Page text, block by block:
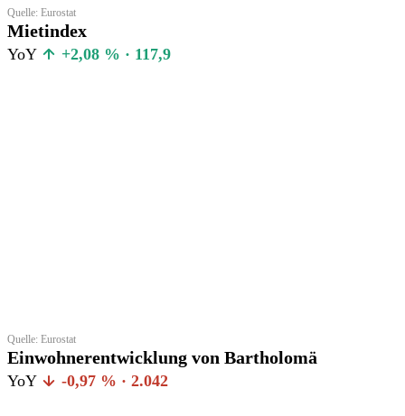
Quelle: Eurostat
Mietindex
YoY +2,08 % · 117,9
Quelle: Eurostat
Einwohnerentwicklung von Bartholomä
YoY -0,97 % · 2.042